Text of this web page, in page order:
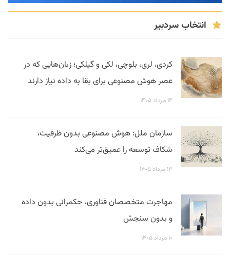
انتخاب سردبیر
کردی، لری، بلوچی، لکی و گیلکی؛ زبان‌هایی که در
عصر هوش مصنوعی برای بقا به داده نیاز دارند
۱۴ مرداد ۱۴۰۵
سازمان ملل: هوش مصنوعی بدون ظرفیت،
شکاف توسعه را عمیق‌تر می‌کند
۱۳ مرداد ۱۴۰۵
مهاجرت متخصصان فناوری، حکمرانی بدون داده
و بدون سنجش
۱۰ مرداد ۱۴۰۵